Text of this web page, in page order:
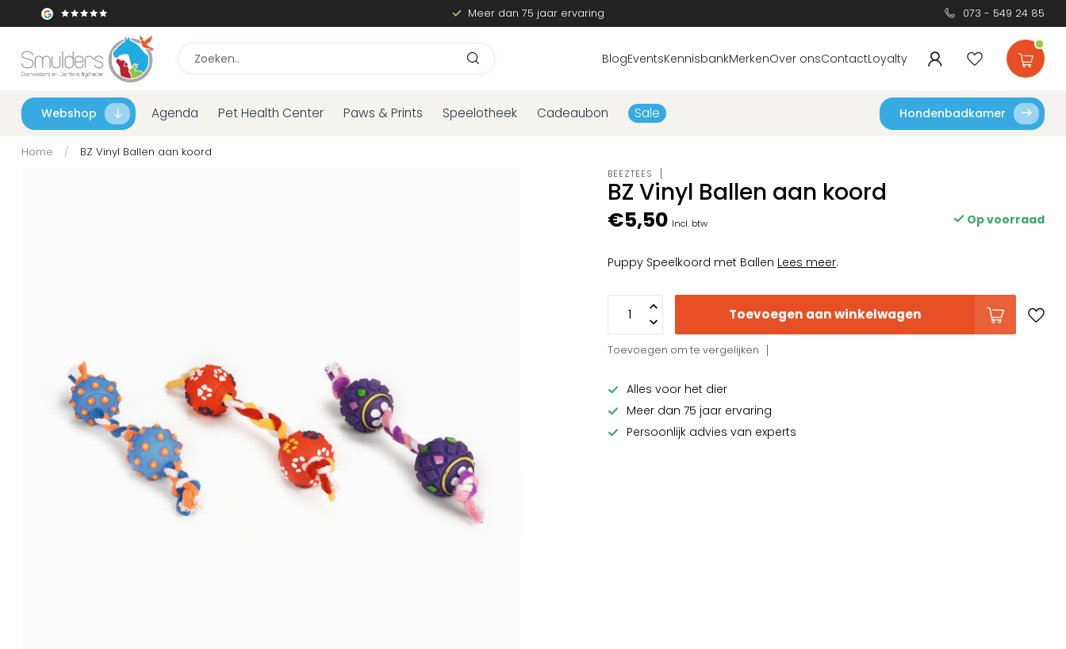
Meer dan 75 jaar ervaring 073 - 549 24 85
BlogEventsKennisbankMerkenOver onsContactLoyalty
Webshop Agenda Pet Health Center Paws & Prints Speelotheek Cadeaubon Sale Hondenbadkamer
Home / BZ Vinyl Ballen aan koord
BEEZTEES
BZ Vinyl Ballen aan koord
€5,50 Incl. btw Op voorraad
Puppy Speelkoord met Ballen Lees meer.
Toevoegen aan winkelwagen
Toevoegen om te vergelijken
Alles voor het dier
Meer dan 75 jaar ervaring
Persoonlijk advies van experts